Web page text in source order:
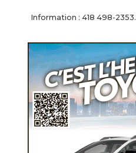
Information : 418 498-2353.